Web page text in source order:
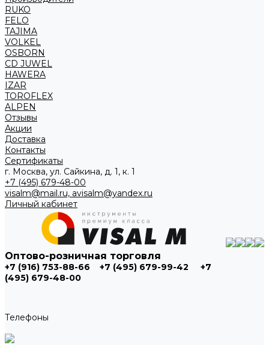
RUKO
FELO
TAJIMA
VOLKEL
OSBORN
CD JUWEL
HAWERA
IZAR
TOROFLEX
ALPEN
Отзывы
Акции
Доставка
Контакты
Сертификаты
г. Москва, ул. Сайкина, д. 1, к. 1
+7 (495) 679-48-00
visalm@mail.ru, avisalm@yandex.ru
Личный кабинет
Оптово-розничная торговля
+7 (916) 753-88-66 +7 (495) 679-99-42
+7
(495) 679-48-00
Телефоны